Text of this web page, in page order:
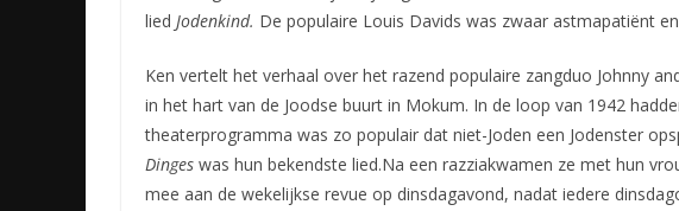
lied Jodenkind. De populaire Louis Davids was zwaar astmapatiënt
Ken vertelt het verhaal over het razend populaire zangduo Johnny
in het hart van de Joodse buurt in Mokum. In de loop van 1942
theaterprogramma was zo populair dat niet-Joden een Jodenster
Dinges was hun bekendste lied.Na een razziakwamen ze met hun
mee aan de wekelijkse revue op dinsdagavond, nadat iedere